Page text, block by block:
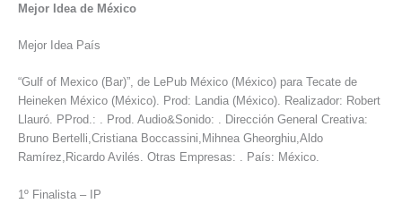
Mejor Idea de México
Mejor Idea País
“Gulf of Mexico (Bar)”, de LePub México (México) para Tecate de
Heineken México (México). Prod: Landia (México). Realizador: Robert
Llauró. PProd.: . Prod. Audio&Sonido: . Dirección General Creativa:
Bruno Bertelli,Cristiana Boccassini,Mihnea Gheorghiu,Aldo
Ramírez,Ricardo Avilés. Otras Empresas: . País: México.
1º Finalista – IP